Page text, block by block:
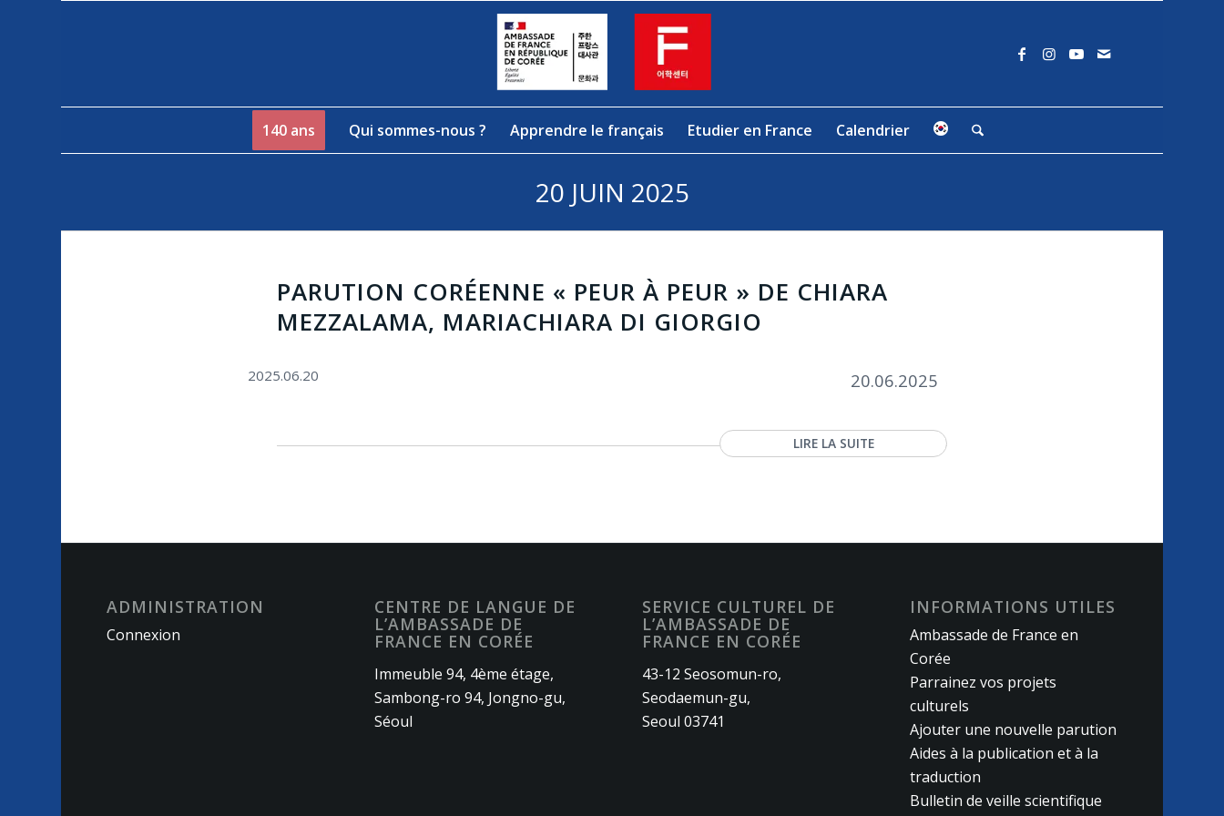
140 ans Qui sommes-nous ? Apprendre le français Etudier en France Calendrier
20 JUIN 2025
PARUTION CORÉENNE « PEUR À PEUR » DE CHIARA
MEZZALAMA, MARIACHIARA DI GIORGIO
2025.06.20 20.06.2025
LIRE LA SUITE
ADMINISTRATION
Connexion
CENTRE DE LANGUE DE
L’AMBASSADE DE
FRANCE EN CORÉE
Immeuble 94, 4ème étage,
Sambong-ro 94, Jongno-gu,
Séoul
SERVICE CULTUREL DE
L’AMBASSADE DE
FRANCE EN CORÉE
43-12 Seosomun-ro,
Seodaemun-gu,
Seoul 03741
INFORMATIONS UTILES
Ambassade de France en
Corée
Parrainez vos projets
culturels
Ajouter une nouvelle parution
Aides à la publication et à la
traduction
Bulletin de veille scientifique